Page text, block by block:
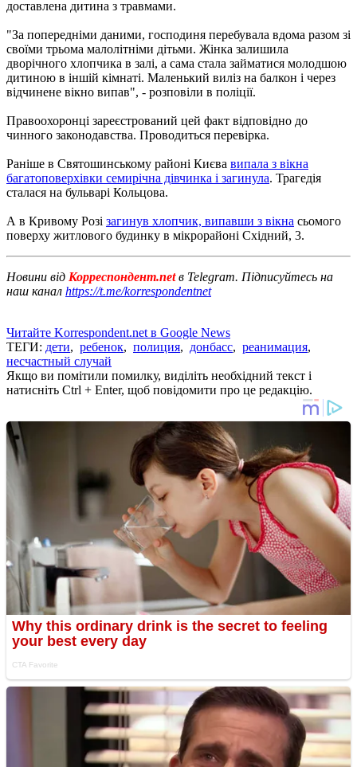
доставлена ​​дитина з травмами.
"За попередніми даними, господиня перебувала вдома разом зі
своїми трьома малолітніми дітьми. Жінка залишила
дворічного хлопчика в залі, а сама стала займатися молодшою ​​
дитиною в іншій кімнаті. Маленький виліз на балкон і через
відчинене вікно випав", - розповіли в поліції.
Правоохоронці зареєстрований цей факт відповідно до
чинного законодавства. Проводиться перевірка.
Раніше в Святошинському районі Києва випала з вікна
багатоповерхівки семирічна дівчинка і загинула. Трагедія
сталася на бульварі Кольцова.
А в Кривому Розі загинув хлопчик, випавши з вікна сьомого
поверху житлового будинку в мікрорайоні Східний, 3.
Новини від Корреспондент.netв Telegram. Підписуйтесь на
наш канал https://t.me/korrespondentnet
Читайте Korrespondent.net в Google News
ТЕГИ: дети, ребенок, полиция, донбасс, реанимация,
несчастный случай
Якщо ви помітили помилку, виділіть необхідний текст і
натисніть Ctrl + Enter, щоб повідомити про це редакцію.